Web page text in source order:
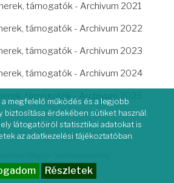
támogatók - Archivum 2021
támogatók - Archivum 2022
támogatók - Archivum 2023
támogatók - Archivum 2024
támogatók - Archivum 2025
megfelelő működés és a legjobb
biztosítása érdekében sütiket használ.
látogatóiról statisztikai adatokat is
az adatkezelési tájékoztatóban.
Részletek